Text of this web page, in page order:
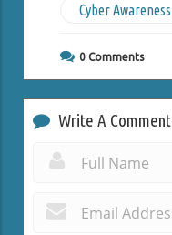
Cyber Awareness
0 Comments
Write A Comment